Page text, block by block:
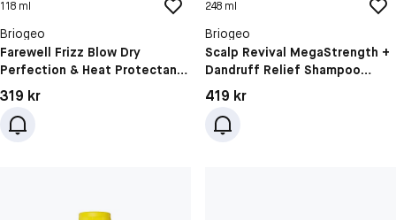
118 ml
Briogeo
Farewell Frizz Blow Dry
Perfection & Heat Protectant
Crème
Pris: 319 kr
319 kr
248 ml
Briogeo
Scalp Revival MegaStrength +
Dandruff Relief Shampoo
Charcoal + AHA/BHA
Pris: 419 kr
419 kr